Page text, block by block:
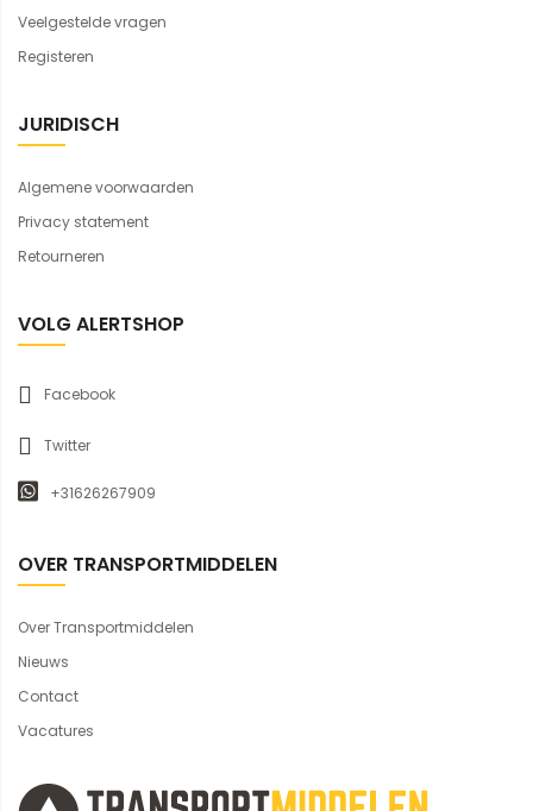
Veelgestelde vragen
Registeren
JURIDISCH
Algemene voorwaarden
Privacy statement
Retourneren
VOLG ALERTSHOP
Facebook
Twitter
+31626267909
OVER TRANSPORTMIDDELEN
Over Transportmiddelen
Nieuws
Contact
Vacatures